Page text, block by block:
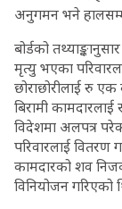
अनुगमन भने
बोर्डको
मृत्यु भएका
छोराछोरीलाई रु
बिरामी
विदेशमा अलपत्र
परिवारलाई वितरण
कामदारको शव
विनियोजन गरिएको